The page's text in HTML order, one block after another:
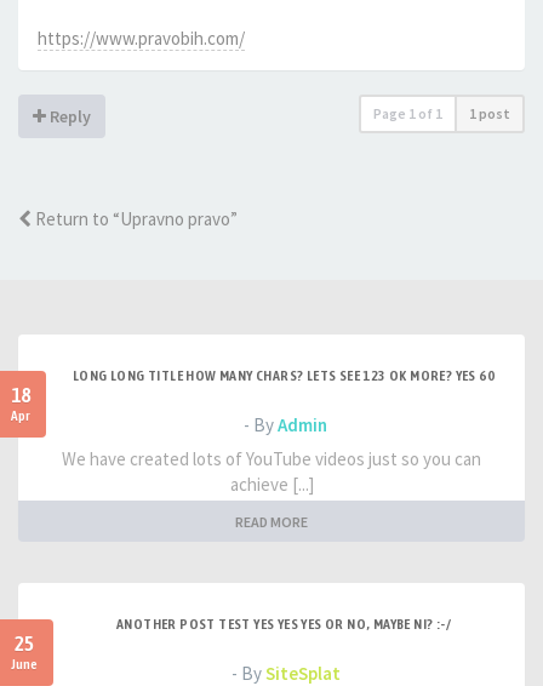
https://www.pravobih.com/
Reply Page 1 of 1 1 post
Return to “Upravno pravo”
18
Apr
LONG LONG TITLE HOW MANY CHARS? LETS SEE 123 OK MORE? YES 60
- ByAdmin
We have created lots of YouTube videos just so you can
achieve [...]
READ MORE
25
June
ANOTHER POST TEST YES YES YES OR NO, MAYBE NI? :-/
- BySiteSplat